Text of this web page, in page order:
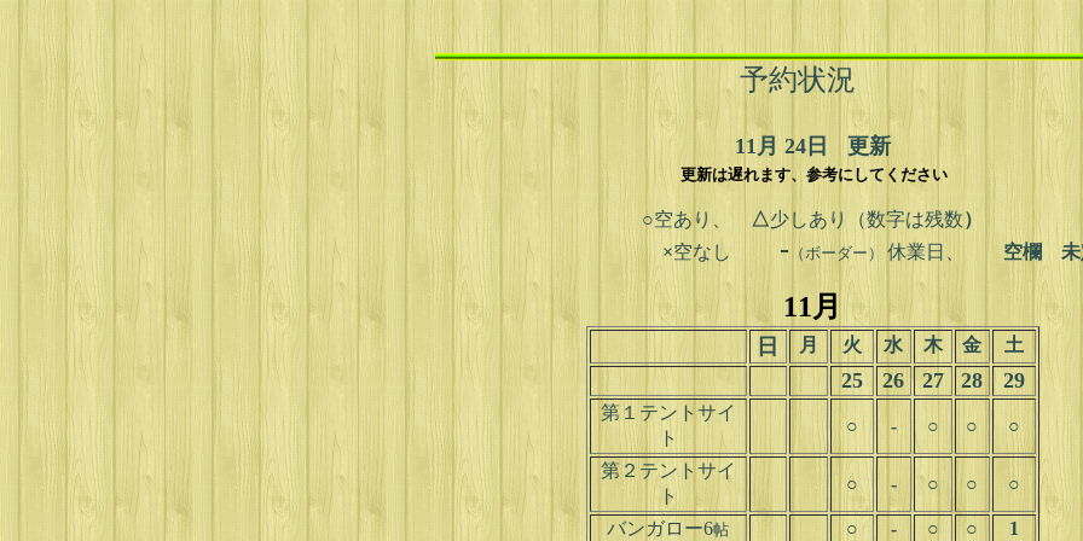
予約状況
11月 24日 更新
更新は遅れます、参考にしてください
○空あり、 △少しあり（数字は残数）
×空なし - （ボーダー） 休業日、 空欄 未
11月
日 月 火 水 木 金 土
25 26 27 28 29
第１テントサイ
ト
○ - ○ ○ ○
第２テントサイ
ト
○ - ○ ○ ○
バンガロー6帖 ○ - ○ ○ 1